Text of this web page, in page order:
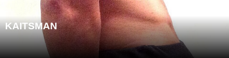
KAITSMAN